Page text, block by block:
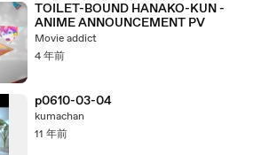
TOILET-BOUND HANAKO-KUN -
ANIME ANNOUNCEMENT PV
Movie addict
4 年前
p0610-03-04
kumachan
11 年前